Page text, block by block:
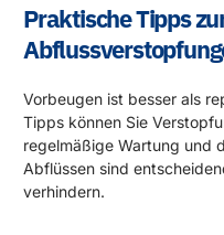
Praktische Tipps
Vorbeugen ist besser als
Tipps können Sie
regelmäßige Wartung und
Abflüssen sind
verhindern.